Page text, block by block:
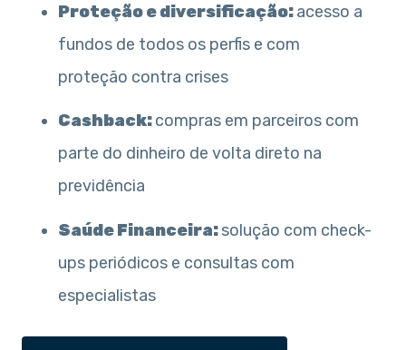
Proteção e diversificação:acesso a
fundos de todos os perfis e com
proteção contra crises
Cashback:compras em parceiros com
parte do dinheiro de volta direto na
previdência
Saúde Financeira:solução com check-
ups periódicos e consultas com
especialistas